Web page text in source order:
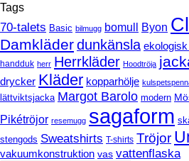
Frida
Bornholt
RGB
gaming
headset
Tags
70-talets Basic bilmugg bomull Byon
Damkläderdunkänsla
handduk herr Herrkläder Hoodtröja
drycker Kläder kopparhölje
lättviktsjacka Margot Barolo modern
Pikétröjor resemugg sagaform
stengods Sweatshirts T-shirts Tröjor
vakuumkonstruktion vas vattenflaska